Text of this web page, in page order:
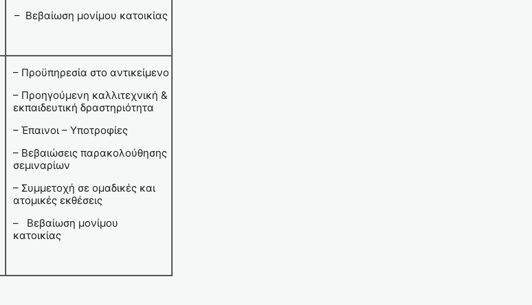
– Βεβαίωση μονίμου κατοικίας
– Προϋπηρεσία στο αντικείμενο
– Προηγούμενη καλλιτεχνική &
εκπαιδευτική δραστηριότητα
– Έπαινοι – Υποτροφίες
– Βεβαιώσεις παρακολούθησης
σεμιναρίων
– Συμμετοχή σε ομαδικές και
ατομικές εκθέσεις
– Βεβαίωση μονίμου
κατοικίας